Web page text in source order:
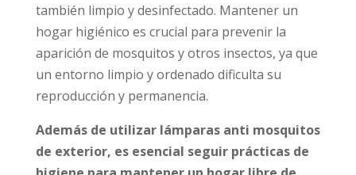
también limpio y desinfectado. Mantener un
hogar higiénico es crucial para prevenir la
aparición de mosquitos y otros insectos, ya que
un entorno limpio y ordenado dificulta su
reproducción y permanencia.
Además de utilizar lámparas anti mosquitos
de exterior, es esencial seguir prácticas de